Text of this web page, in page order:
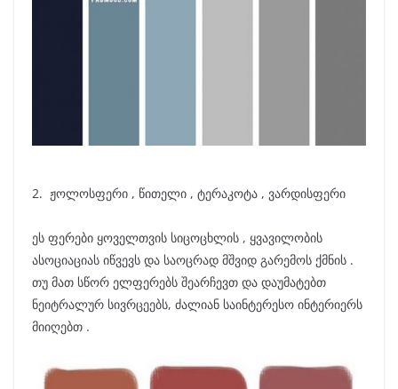
2. ჟოლოსფერი , წითელი , ტერაკოტა , ვარდისფერი
ეს ფერები ყოველთვის სიცოცხლის , ყვავილობის
ასოციაციას იწვევს და საოცრად მშვიდ გარემოს ქმნის .
თუ მათ სწორ ელფერებს შეარჩევთ და დაუმატებთ
ნეიტრალურ სივრცეებს, ძალიან საინტერესო ინტერიერს
მიიღებთ .